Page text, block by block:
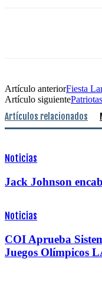
Artículo anteriorFiesta
Artículo siguiente
Artículos relacionados
Noticias
Jack Johnson
Noticias
COI Aprueba
Juegos Olímpicos